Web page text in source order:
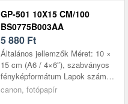
GP-501 10X15 CM/100
BS0775B003AA
5 880 Ft
Általános jellemzők Méret: 10 ×
15 cm (A6 / 4×6″), szabványos
fényképformátum Lapok száma:
100 lap egyetlen csomagban,
canon, fotópapír